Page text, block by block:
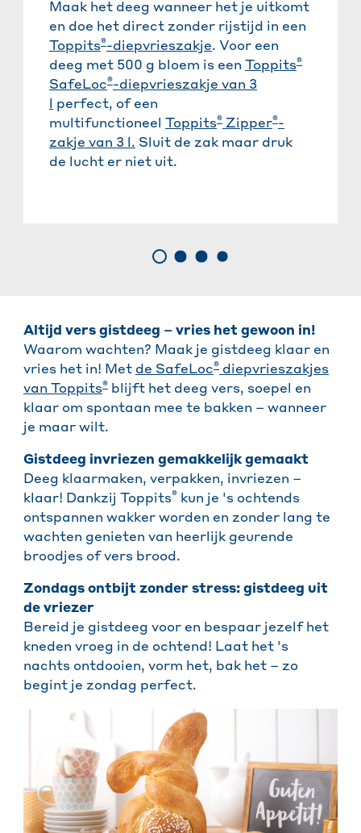
Maak het deeg wanneer het je uitkomt
en doe het direct zonder rijstijd in een
Toppits®-diepvrieszakje. Voor een
deeg met 500 g bloem is een
Toppits®
SafeLoc®-diepvrieszakje van 3
perfect, of een
multifunctioneel
Toppits® Zipper®-
zakje van 3 l. Sluit de zak maar druk
de lucht er niet uit.
Altijd vers gistdeeg – vries het gewoon in!
Waarom wachten? Maak je gistdeeg klaar en
vries het in! Met de SafeLoc® diepvrieszakjes
van Toppits® blijft het deeg vers, soepel en
klaar om spontaan mee te bakken – wanneer
je maar wilt.
Gistdeeg invriezen gemakkelijk gemaakt
Deeg klaarmaken, verpakken, invriezen –
klaar! Dankzij Toppits® kun je 's ochtends
ontspannen wakker worden en zonder lang te
wachten genieten van heerlijk geurende
broodjes of vers brood.
Zondags ontbijt zonder stress: gistdeeg uit
de vriezer
Bereid je gistdeeg voor en bespaar jezelf het
kneden vroeg in de ochtend! Laat het 's
nachts ontdooien, vorm het, bak het – zo
begint je zondag perfect.